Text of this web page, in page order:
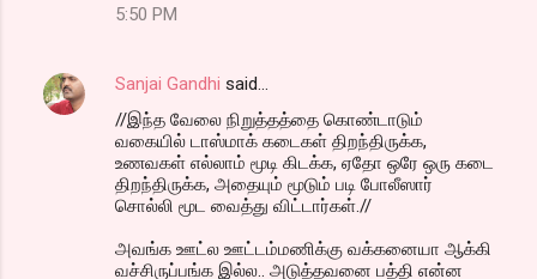
5:50 PM
Sanjai Gandhi said…
//இந்த வேலை நிறுத்தத்தை கொண்டாடும்
வகையில் டாஸ்மாக் கடைகள் திறந்திருக்க,
உணவகள் எல்லாம் மூடி கிடக்க, ஏதோ ஒரே ஒரு கடை
திறந்திருக்க, அதையும் மூடும் படி போலீஸார்
சொல்லி மூட வைத்து விட்டார்கள்.//
அவங்க ஊட்ல ஊட்டம்மணிக்கு வக்கனையா ஆக்கி
வச்சிருப்பங்க இல்ல.. அடுத்தவனை பத்தி என்ன